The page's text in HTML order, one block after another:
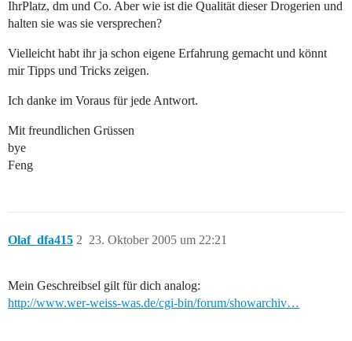
IhrPlatz, dm und Co. Aber wie ist die Qualität dieser Drogerien und
halten sie was sie versprechen?
Vielleicht habt ihr ja schon eigene Erfahrung gemacht und könnt
mir Tipps und Tricks zeigen.
Ich danke im Voraus für jede Antwort.
Mit freundlichen Grüssen
bye
Feng
Olaf_dfa415 23. Oktober 2005 um 22:21
2
Mein Geschreibsel gilt für dich analog:
http://www.wer-weiss-was.de/cgi-bin/forum/showarchiv…